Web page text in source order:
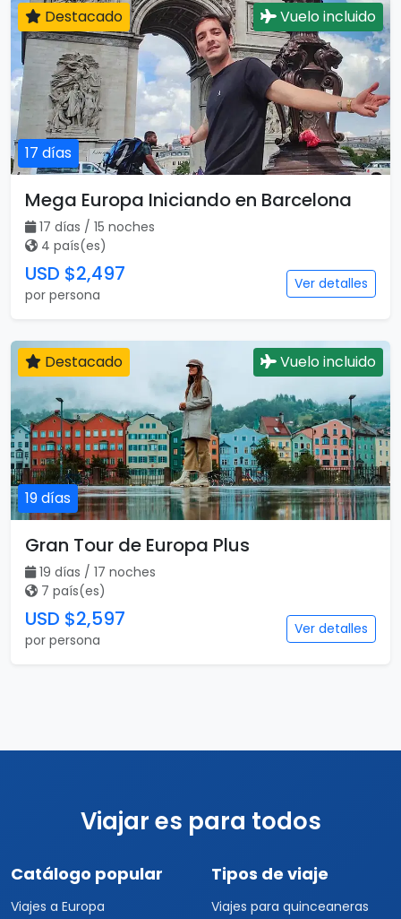
17 días
Destacado Vuelo incluido
Mega Europa Iniciando en Barcelona
17 días / 15 noches
4 país(es)
USD $2,497
por persona
Ver detalles
19 días
Destacado Vuelo incluido
Gran Tour de Europa Plus
19 días / 17 noches
7 país(es)
USD $2,597
por persona
Ver detalles
Viajar es para todos
Catálogo popular
Viajes a Europa
Tipos de viaje
Viajes para quinceaneras